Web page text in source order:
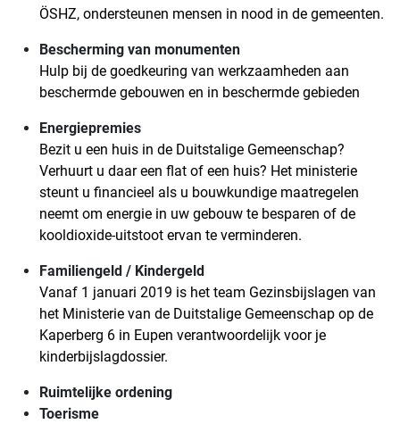
ÖSHZ, ondersteunen mensen in nood in de gemeenten.
Bescherming van monumenten
Hulp bij de goedkeuring van werkzaamheden aan
beschermde gebouwen en in beschermde gebieden
Energiepremies
Bezit u een huis in de Duitstalige Gemeenschap?
Verhuurt u daar een flat of een huis? Het ministerie
steunt u financieel als u bouwkundige maatregelen
neemt om energie in uw gebouw te besparen of de
kooldioxide-uitstoot ervan te verminderen.
Familiengeld / Kindergeld
Vanaf 1 januari 2019 is het team Gezinsbijslagen van
het Ministerie van de Duitstalige Gemeenschap op de
Kaperberg 6 in Eupen verantwoordelijk voor je
kinderbijslagdossier.
Ruimtelijke ordening
Toerisme